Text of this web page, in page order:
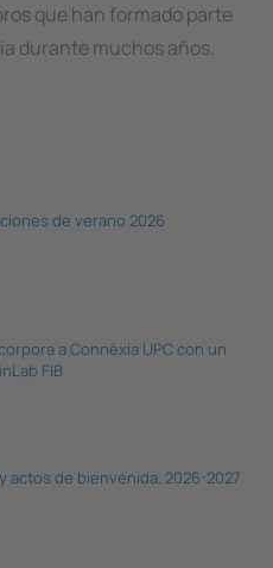
que han formado parte
durante muchos años.
de verano 2026
a Connèxia UPC con un
FIB
actos de bienvenida, 2026-2027